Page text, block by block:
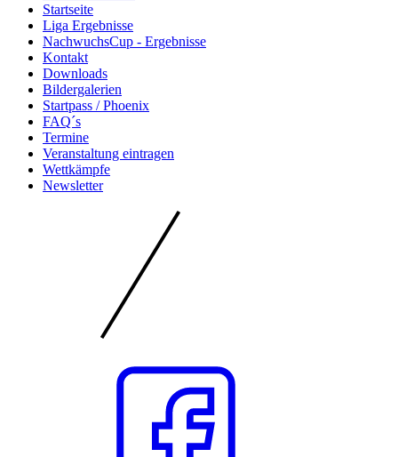
Startseite
Liga Ergebnisse
NachwuchsCup - Ergebnisse
Kontakt
Downloads
Bildergalerien
Startpass / Phoenix
FAQ´s
Termine
Veranstaltung eintragen
Wettkämpfe
Newsletter